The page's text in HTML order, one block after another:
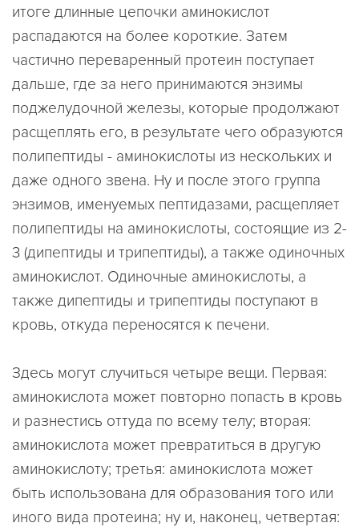
итоге длинные цепочки аминокислот
распадаются на более короткие. Затем
частично переваренный протеин поступает
дальше, где за него принимаются энзимы
поджелудочной железы, которые продолжают
расщеплять его, в результате чего образуются
полипептиды - аминокислоты из нескольких и
даже одного звена. Ну и после этого группа
энзимов, именуемых пептидазами, расщепляет
полипептиды на аминокислоты, состоящие из 2-
3 (дипептиды и трипептиды), а также одиночных
аминокислот. Одиночные аминокислоты, а
также дипептиды и трипептиды поступают в
кровь, откуда переносятся к печени.
Здесь могут случиться четыре вещи. Первая:
аминокислота может повторно попасть в кровь
и разнестись оттуда по всему телу; вторая:
аминокислота может превратиться в другую
аминокислоту; третья: аминокислота может
быть использована для образования того или
иного вида протеина; ну и, наконец, четвертая: